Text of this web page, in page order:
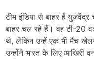
टीम इंडिया से बाहर हैं
बाहर चल रहे हैं। वह टी-20
थे, लेकिन उन्हें एक भी मैच
उन्होंने भारत के लिए आखिरी